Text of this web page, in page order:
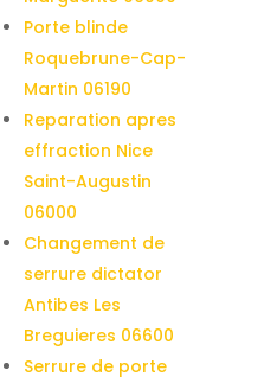
Porte blinde
Roquebrune-Cap-
Martin 06190
Reparation apres
effraction Nice
Saint-Augustin
06000
Changement de
serrure dictator
Antibes Les
Breguieres 06600
Serrure de porte